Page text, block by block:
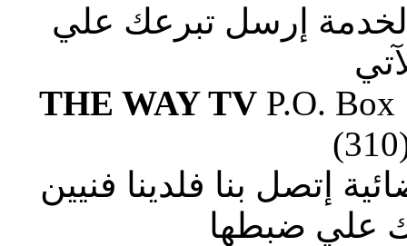
إرسل تبرعك علي
THE WAY TVP.O. Box
إتصل بنا فلدينا فنيين
علي ضبطها